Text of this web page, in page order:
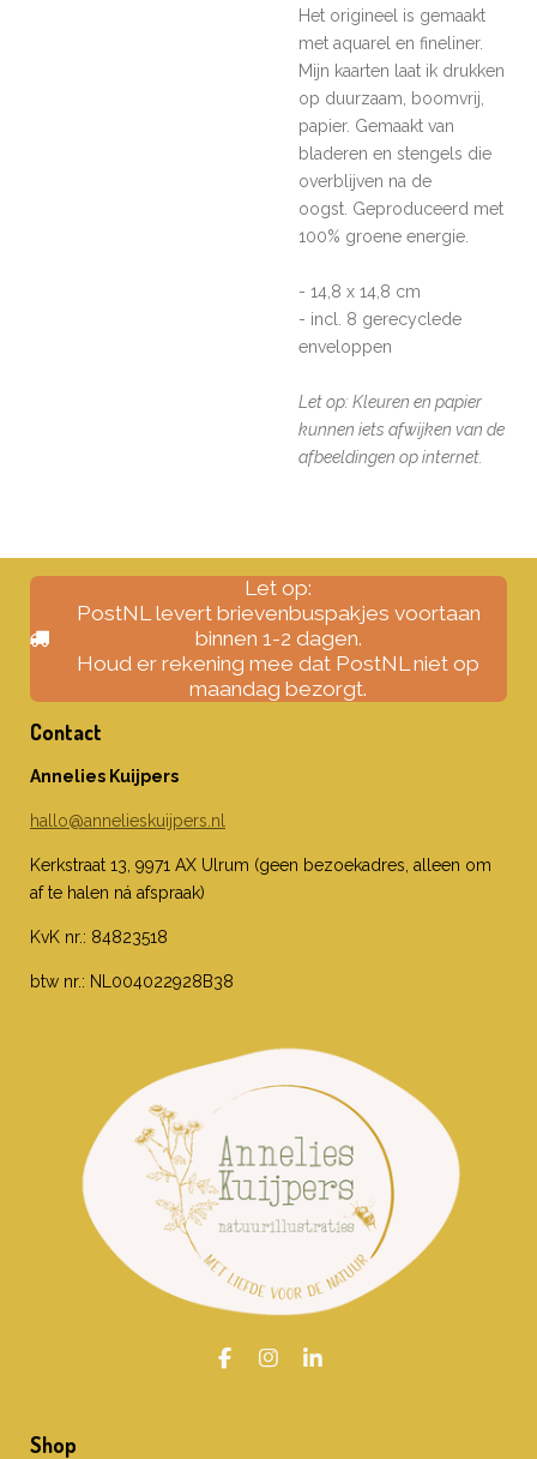
Het origineel is gemaakt
met aquarel en fineliner.
Mijn kaarten laat ik drukken
op duurzaam, boomvrij,
papier. Gemaakt van
bladeren en stengels die
overblijven na de
oogst. Geproduceerd met
100% groene energie.
- 14,8 x 14,8 cm
- incl. 8 gerecyclede
enveloppen
Let op: Kleuren en papier
kunnen iets afwijken van de
afbeeldingen op internet.
Let op:
PostNL levert brievenbuspakjes voortaan
binnen 1-2 dagen.
Houd er rekening mee dat PostNL niet op
maandag bezorgt.
Contact
Annelies Kuijpers
hallo@annelieskuijpers.nl
Kerkstraat 13, 9971 AX Ulrum (geen bezoekadres, alleen om
af te halen ná afspraak)
KvK nr.: 84823518
btw nr.: NL004022928B38
F
I
L
Shop